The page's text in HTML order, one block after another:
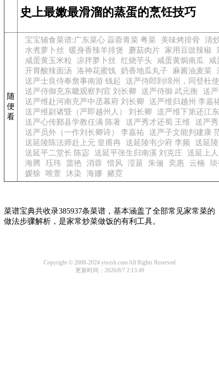
史上最嫩最滑溜的蒸蛋的烹饪技巧
随
便
看
宝宝辅食菜谱:广东菜心 蒜蓉青菜 粤菜 美味烤排骨
清
水煮萝卜丝
暖身香辣羊排煲 蘑菇肉片 家用豆豉辣椒
咸蛋黄玉米粒
凉拌萝卜丝 红烧芋头 咸蛋黄焗南瓜
咸
开胃酸辣面汤
洛神花蜜饯 奶香地瓜丸子 麻酱油麦菜
送严士良侍奉詹事南游 钱起
送严侍郎到绵州，同登杜
送严侍御充东畿观察判官 刘长卿
送严侍御 武元衡
送
送严维赴河南充严中丞幕府 刘长卿
送严维归越州 李嘉
送严维尉诸暨（严即越州人） 刘长卿
送严维下第还江
送严心传鄞县学教任满 陈著
送严秀才还蜀 王维
送严
送严员外（一作刘长卿诗） 李嘉祐
送严子文能判建康
送延陵陈法师赴上元 皇甫冉
送延陵韦少府 李频
送延
送延平二堂长 陈宓
送延平张生归南溪 刘克庄
送延上
海腾
珏玮 蕖艳 消蓉 惜风 滢菑 朱俪 奕惠 云楠 琰
媛狳
唯萱 沐染 海娜 赌霓
菜谱宝典共收录385937条菜谱，基本涵盖了全部常见家常菜的
做法步骤解析，是家常炒菜做饭的有利工具。
Copyright © 2008-2024 ytxzsh.com All Rights Reserved
更新时间：2026/8/7 2:13:49